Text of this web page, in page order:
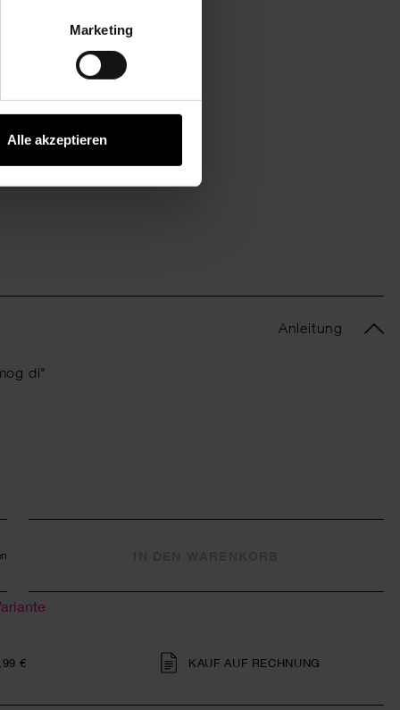
Marketing
Alle akzeptieren
Anleitung
di"
€ KAUF AUF RECHNUNG